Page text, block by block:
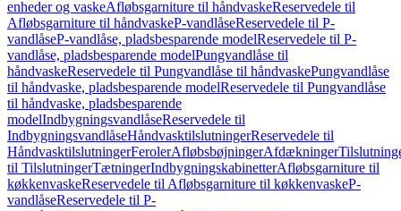
enheder og vaskeAfløbsgarniture til håndvaskeReservedele til
Afløbsgarniture til håndvaskeP-vandlåseReservedele til P-
vandlåseP-vandlåse, pladsbesparende modelReservedele til P-
vandlåse, pladsbesparende modelPungvandlåse til
håndvaskeReservedele til Pungvandlåse til håndvaskePungvandlåse
til håndvaske, pladsbesparende modelReservedele til Pungvandlåse
til håndvaske, pladsbesparende
modelIndbygningsvandlåseReservedele til
IndbygningsvandlåseHåndvasktilslutningerReservedele til
HåndvasktilslutningerFerolerAfløbsbøjningerAfdækninger
til TilslutningerTætningerIndbygningskabinetterAfløbsgarniture til
køkkenvaskeReservedele til Afløbsgarniture til køkkenvaskeP-
vandlåseReservedele til P-